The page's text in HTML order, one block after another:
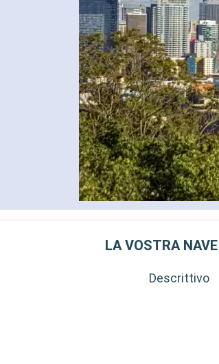
LA VOSTRA NAVE
Descrittivo